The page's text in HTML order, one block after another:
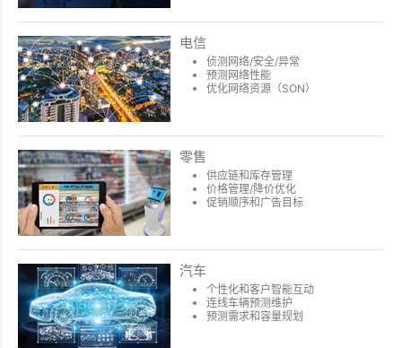
电信
侦测网络/安全/异常
预测网络性能
优化网络资源（SON）
零售
供应链和库存管理
价格管理/降价优化
促销顺序和广告目标
汽车
个性化和客户智能互动
连线车辆预测维护
预测需求和容量规划